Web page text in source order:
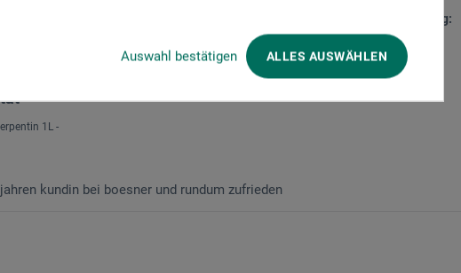
Auswahl bestätigen ALLES AUSWÄHLEN
Sortierung:
1L -
kundin bei boesner und rundum zufrieden